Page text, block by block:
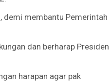
demi membantu Pemerintah
dan berharap Presiden
harapan agar pak